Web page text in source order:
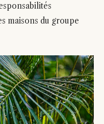
maisons du groupe